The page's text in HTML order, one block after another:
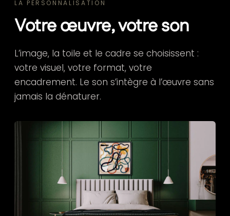
LA PERSONNALISATION
Votre œuvre, votre son
L’image, la toile et le cadre se choisissent :
votre visuel, votre format, votre
encadrement. Le son s’intègre à l’œuvre sans
jamais la dénaturer.